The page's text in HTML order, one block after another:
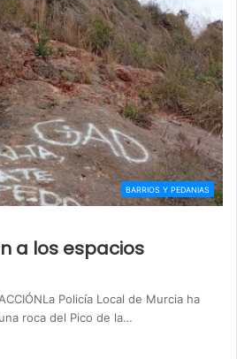
BARRIOS Y PEDANIAS
a los espacios
Policía Local de Murcia ha
roca del Pico de la…